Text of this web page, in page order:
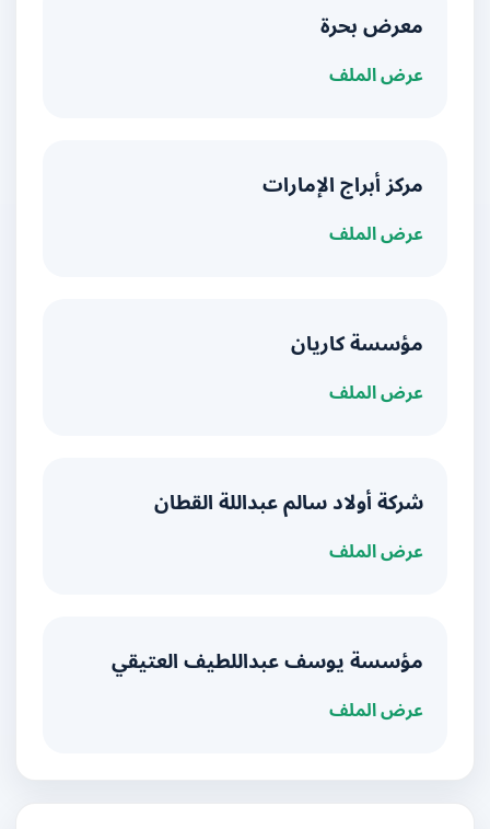
معرض بحرة
عرض الملف
مركز أبراج الإمارات
عرض الملف
مؤسسة كاريان
عرض الملف
شركة أولاد سالم عبداللة القطان
عرض الملف
مؤسسة يوسف عبداللطيف العتيقي
عرض الملف